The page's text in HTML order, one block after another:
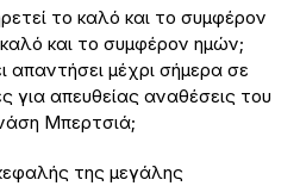
το καλό και το συμφέρον
και το συμφέρον ημών;
απαντήσει μέχρι σήμερα σε
για απευθείας αναθέσεις του
Μπερτσιά;
της μεγάλης